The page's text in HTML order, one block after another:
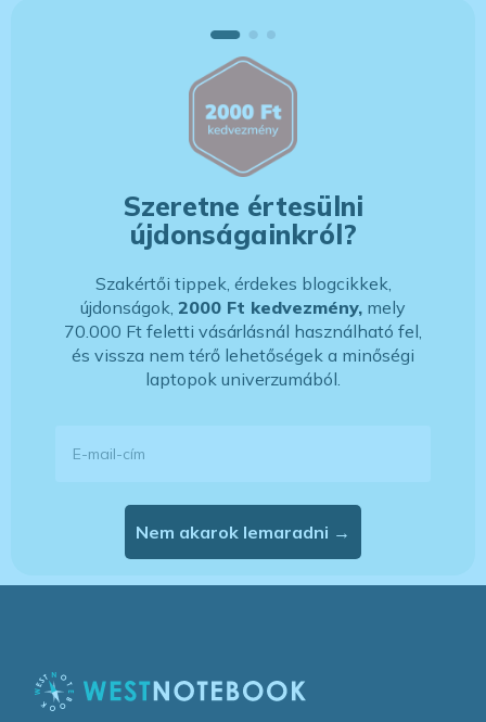
Szeretne értesülni
újdonságainkról?
Szakértői tippek, érdekes blogcikkek,
újdonságok, 2000 Ft kedvezmény, mely
70.000 Ft feletti vásárlásnál használható fel,
és vissza nem térő lehetőségek a minőségi
laptopok univerzumából.
Nem akarok lemaradni →